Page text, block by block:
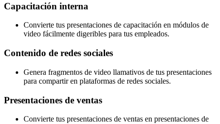
Capacitación interna
Convierte tus presentaciones de capacitación en módulos de
video fácilmente digeribles para tus empleados.
Contenido de redes sociales
Genera fragmentos de video llamativos de tus presentaciones
para compartir en plataformas de redes sociales.
Presentaciones de ventas
Convierte tus presentaciones de ventas en presentaciones de